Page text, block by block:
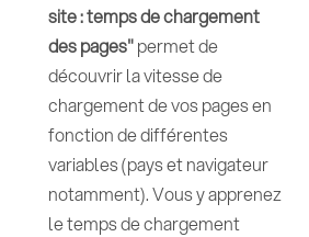
site : temps de chargement
des pages"permet de
découvrir la vitesse de
chargement de vos pages en
fonction de différentes
variables (pays et navigateur
notamment). Vous y apprenez
le temps de chargement